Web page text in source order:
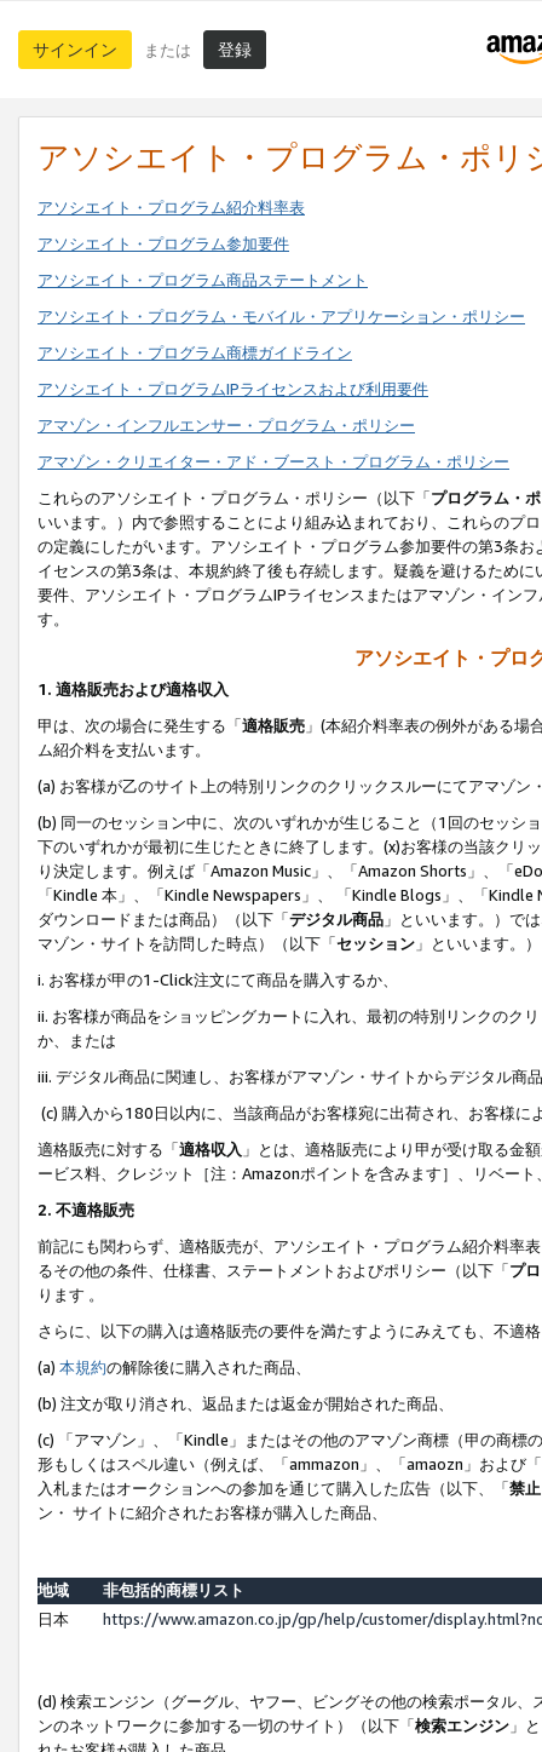
サインイン または 登録
アソシエイト・プログラム・ポリ
アソシエイト・プログラム紹介料率表
アソシエイト・プログラム参加要件
アソシエイト・プログラム商品ステートメント
アソシエイト・プログラム・モバイル・アプリケーション・ポリシー
アソシエイト・プログラム商標ガイドライン
アソシエイト・プログラムIPライセンスおよび利用要件
アマゾン・インフルエンサー・プログラム・ポリシー
アマゾン・クリエイター・アド・ブースト・プログラム・ポリシー
これらのアソシエイト・プログラム・ポリシー（以下「プログラム・
いいます。）内で参照することにより組み込まれており、これらのプ
の定義にしたがいます。アソシエイト・プログラム参加要件の第3条
イセンスの第3条は、本規約終了後も存続します。疑義を避けるため
要件、アソシエイト・プログラムIPライセンスまたはアマゾン・イン
す。
アソシエイト・プロ
1. 適格販売および適格収入
甲は、次の場合に発生する「適格販売 」(本紹介料率表の例外がある
ム紹介料を支払います。
(a) お客様が乙のサイト上の特別リンクのクリックスルーにてアマゾン
(b) 同一のセッション中に、次のいずれかが生じること（1回のセッシ
下のいずれかが最初に生じたときに終了します。(x)お客様の当該ク
り決定します。例えば「Amazon Music」、「Amazon Shorts」、「
「Kindle 本」、「Kindle Newspapers」、 「Kindle Blogs」、「
ダウンロードまたは商品）（以下「デジタル商品 」といいます。）で
マゾン・サイトを訪問した時点）（以下「セッション 」といいます。
i. お客様が甲の1-Click注文にて商品を購入するか、
ii. お客様が商品をショッピングカートに入れ、最初の特別リンクのク
か、または
iii. デジタル商品に関連し、お客様がアマゾン・サイトからデジタル
(c) 購入から180日以内に、当該商品がお客様宛に出荷され、お客様
適格販売に対する「適格収入 」とは、適格販売により甲が受け取る金
ービス料、クレジット［注：Amazonポイントを含みます］、リベー
2. 不適格販売
前記にも関わらず、適格販売が、アソシエイト・プログラム紹介料率
るその他の条件、仕様書、ステートメントおよびポリシー（以下「プ
ります 。
さらに、以下の購入は適格販売の要件を満たすようにみえても、不適
(a) 本規約の解除後に購入された商品、
(b) 注文が取り消され、返品または返金が開始された商品、
(c) 「アマゾン」、「Kindle」またはその他のアマゾン商標（甲の商
形もしくはスペル違い（例えば、「ammazon」、「amaozn」および
入札またはオークションへの参加を通じて購入した広告（以下、「禁
ン・ サイトに紹介されたお客様が購入した商品、
地域
非包括的商標リスト
日本
https://www.amazon.co.jp/gp/help/customer/
(d) 検索エンジン（グーグル、ヤフー、ビングその他の検索ポータル
ンのネットワークに参加する一切のサイト）（以下「検索エンジン 」